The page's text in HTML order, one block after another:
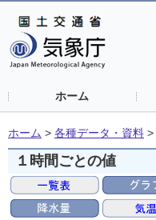
ホーム
ホーム > 各種データ・資料 >
１時間ごとの値